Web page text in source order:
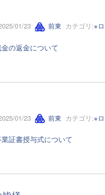
01/23 前東 カテゴリ:※
の返金について
01/23 前東 カテゴリ:※
証書授与式について